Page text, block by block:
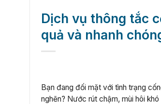
Dịch vụ thông tắc
quả và nhanh
Bạn đang đối mặt với tình trạng
nghẽn? Nước rút chậm, mùi hôi